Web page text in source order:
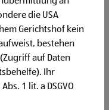
(Montag bis
und den
motiviertes
Tätigkeiten
für eine
die USA
Gerichtshof kein
bestehen
auf Daten
Ihr
1 lit. a DSGVO